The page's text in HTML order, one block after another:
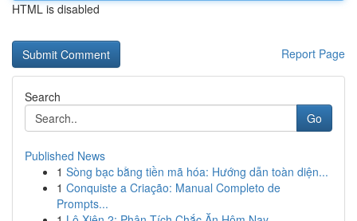
HTML is disabled
Report Page
Search
Go
Published News
1 Sòng bạc bằng tiền mã hóa: Hướng dẫn toàn diện...
1 Conquiste a Criação: Manual Completo de
Prompts...